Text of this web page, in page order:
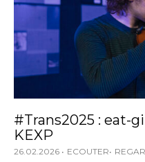
#Trans2025 : eat-
KEXP
26.02.2026 ECOUTER